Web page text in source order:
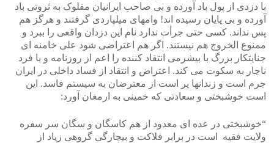
با دزدی از پول باد آورده و بی صاحب ایرانیان مفلوک به ثروتی باد
آورده و بی پایان رسیده اند! وامهای میلیاردی گرفتند و هرگز هم
پس نداند. کسی حتی جرأت ندارد نام این دزدان واقعی را ببرد و
ممنوع الخروج هم نیستند. اگر هم اعتراضی شود علی خامنه ای
جنایتکار بزرگ با بیشرمی انتقاد کننده را اعم از روزنامه و یا فرد
ناچار به سکوت می کند. اعتراض و انتقاد از فساد داخلی در ایران
جرم است و زندانها پر است از معترضان به سیستم فاسد. این
است خوشبختی و سعادتی که خمینی به ارمغان آورد:
“خوشبختی در عده ای معدود از هم کاسگان و سگان سر سفره
ولایت فقیه است در برابر فلاکت و بیچارگی گروهی زیاد از